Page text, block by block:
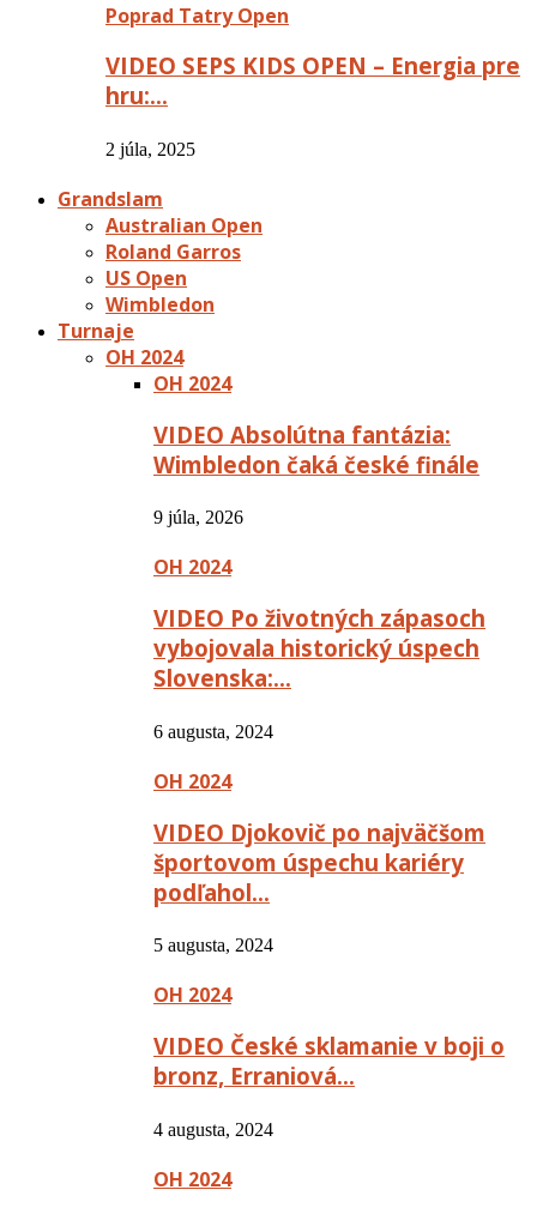
Poprad Tatry Open
VIDEO SEPS KIDS OPEN – Energia pre
hru:…
2 júla, 2025
Grandslam
Australian Open
Roland Garros
US Open
Wimbledon
Turnaje
OH 2024
OH 2024
VIDEO Absolútna fantázia:
Wimbledon čaká české finále
9 júla, 2026
OH 2024
VIDEO Po životných zápasoch
vybojovala historický úspech
Slovenska:…
6 augusta, 2024
OH 2024
VIDEO Djokovič po najväčšom
športovom úspechu kariéry
podľahol…
5 augusta, 2024
OH 2024
VIDEO České sklamanie v boji o
bronz, Erraniová…
4 augusta, 2024
OH 2024